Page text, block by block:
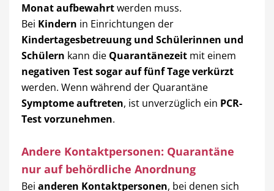
Monat aufbewahrtwerden muss.
Bei Kindern in Einrichtungen der
Kindertagesbetreuung und Schülerinnen und
Schülern kann die Quarantänezeit mit einem
negativen Test sogar auf fünf Tage verkürzt
werden. Wenn während der Quarantäne
Symptome auftreten, ist unverzüglich ein PCR-
Test vorzunehmen.
Andere Kontaktpersonen: Quarantäne
nur auf behördliche Anordnung
Bei anderen Kontaktpersonen, bei denen sich